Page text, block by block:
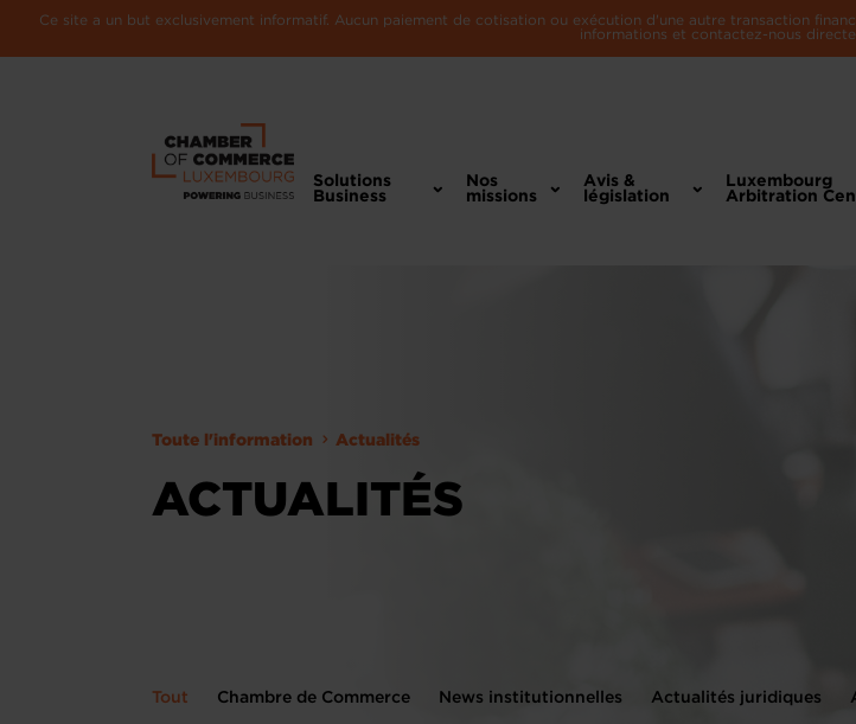
Ce site a un but exclusivement informatif. Aucun paiement de cotisation ou exécution d'une autre transaction
informations et contactez-nous
Solutions
Business
Nos
missions
Avis &
législation
Luxembourg
Arbitration
Toute l'information Actualités
ACTUALITÉS
Tout Chambre de Commerce News institutionnelles Actualités juridiques